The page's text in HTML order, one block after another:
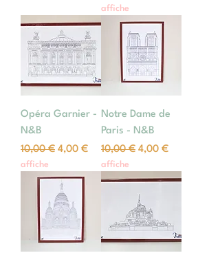
affiche
Opéra Garnier -
N&B
Prix original
10,00 € Prix promotionnel
4,00 €
affiche
Notre Dame de
Paris - N&B
Prix original
10,00 € Prix promotionnel
4,00 €
affiche